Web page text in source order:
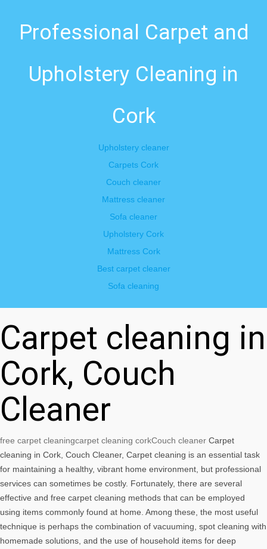
Professional Carpet and
Upholstery Cleaning in
Cork
Upholstery cleaner
Carpets Cork
Couch cleaner
Mattress cleaner
Sofa cleaner
Upholstery Cork
Mattress Cork
Best carpet cleaner
Sofa cleaning
Carpet cleaning in
Cork, Couch
Cleaner
free carpet cleaningcarpet cleaning corkCouch cleaner Carpet
cleaning in Cork, Couch Cleaner, Carpet cleaning is an essential task
for maintaining a healthy, vibrant home environment, but professional
services can sometimes be costly. Fortunately, there are several
effective and free carpet cleaning methods that can be employed
using items commonly found at home. Among these, the most useful
technique is perhaps the combination of vacuuming, spot cleaning with
homemade solutions, and the use of household items for deep